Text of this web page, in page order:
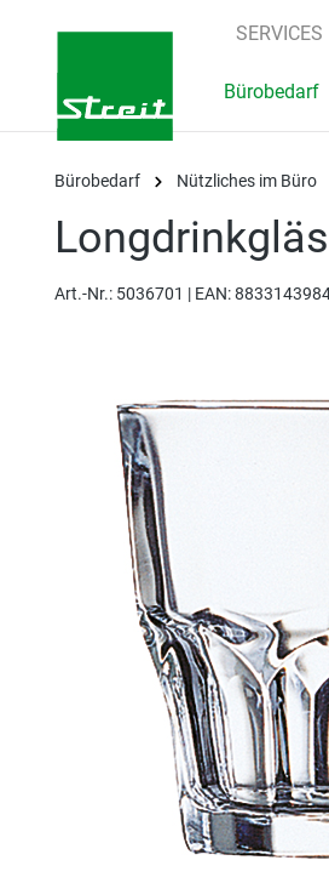
Zur Hauptnavigation springen
SERVICES
Bürobedarf
Bürobedarf Nützliches im Büro
Art.-Nr.: 5036701 | EAN: